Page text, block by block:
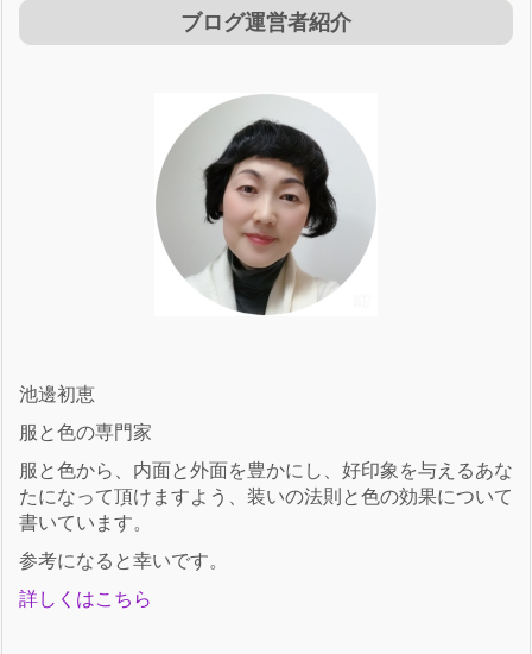
ブログ運営者紹介
池邊初恵
服と色の専門家
服と色から、内面と外面を豊かにし、好印象を与えるあな
たになって頂けますよう、装いの法則と色の効果について
書いています。
参考になると幸いです。
詳しくはこちら